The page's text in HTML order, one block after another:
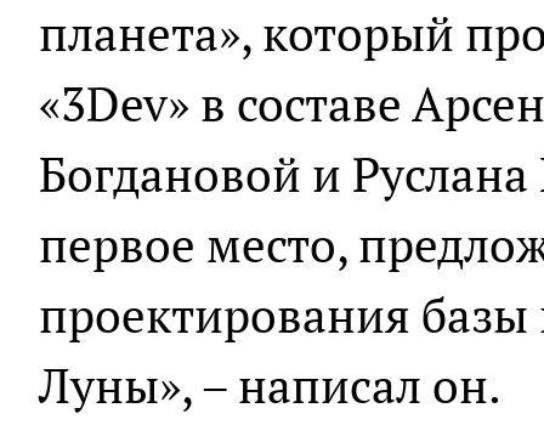
планета», который
«3Dev» в составе
Богдановой и
первое место,
проектирования
Луны», – написал он.